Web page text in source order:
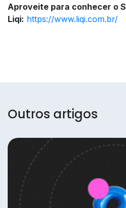
Aproveite para conhecer o
Liqi: https://www.liqi.com.br/
Outros artigos